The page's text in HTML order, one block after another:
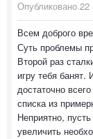
Опубликовано 22
Всем доброго
Суть проблемы
Второй раз
игру тебя
достаточно
списка из
Неприятно,
увеличить